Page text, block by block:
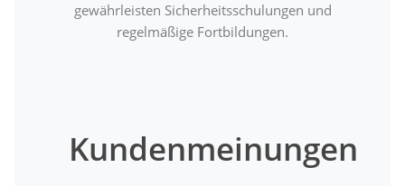
gewährleisten Sicherheitsschulungen und
regelmäßige Fortbildungen.
Kundenmeinungen